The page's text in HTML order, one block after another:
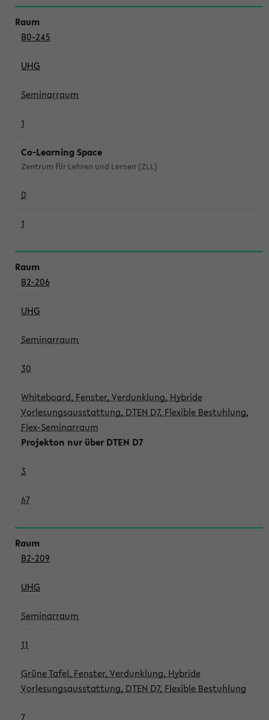
B0-245
UHG
Seminarraum
1
Co-Learning Space
Zentrum für Lehren und Lernen (ZLL)
0
1
B2-206
UHG
Seminarraum
30
Whiteboard, Fenster, Verdunklung, Hybride
Vorlesungsausstattung, DTEN D7, Flexible Bestuhlung,
Flex-Seminarraum
Projekton nur über DTEN D7
3
67
B2-209
UHG
Seminarraum
11
Grüne Tafel, Fenster, Verdunklung, Hybride
Vorlesungsausstattung, DTEN D7, Flexible Bestuhlung
7